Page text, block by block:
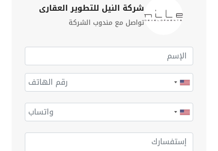
شركة النيل للتطوير العقاري
تواصل مع مندوب الشركة